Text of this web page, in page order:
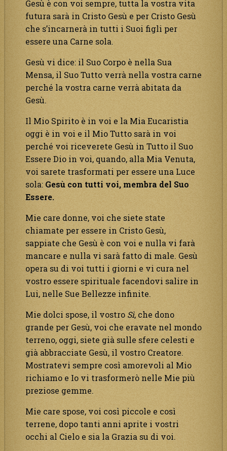
Gesù è con voi sempre, tutta la vostra vita
futura sarà in Cristo Gesù e per Cristo Gesù
che s’incarnerà in tutti i Suoi figli per
essere una Carne sola.
Gesù vi dice: il Suo Corpo è nella Sua
Mensa, il Suo Tutto verrà nella vostra carne
perché la vostra carne verrà abitata da
Gesù.
Il Mio Spirito è in voi e la Mia Eucaristia
oggi è in voi e il Mio Tutto sarà in voi
perché voi riceverete Gesù in Tutto il Suo
Essere Dio in voi, quando, alla Mia Venuta,
voi sarete trasformati per essere una Luce
sola: Gesù con tutti voi, membra del Suo
Essere.
Mie care donne, voi che siete state
chiamate per essere in Cristo Gesù,
sappiate che Gesù è con voi e nulla vi farà
mancare e nulla vi sarà fatto di male. Gesù
opera su di voi tutti i giorni e vi cura nel
vostro essere spirituale facendovi salire in
Lui, nelle Sue Bellezze infinite.
Mie dolci spose, il vostro Sì, che dono
grande per Gesù, voi che eravate nel mondo
terreno, oggi, siete già sulle sfere celesti e
già abbracciate Gesù, il vostro Creatore.
Mostratevi sempre così amorevoli al Mio
richiamo e Io vi trasformerò nelle Mie più
preziose gemme.
Mie care spose, voi così piccole e così
terrene, dopo tanti anni aprite i vostri
occhi al Cielo e sia la Grazia su di voi.